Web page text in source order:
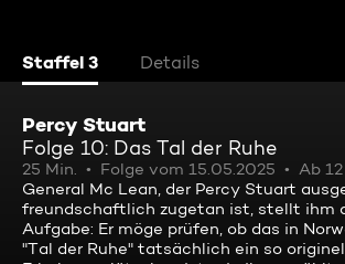
Staffel 3 Details
Percy Stuart
Folge 10: Das Tal der Ruhe
25 Min. Folge vom 15.05.2025
Ab 12
General Mc Lean, der Percy Stuart
freundschaftlich zugetan ist, stellt ihm
Aufgabe: Er möge prüfen, ob das in
"Tal der Ruhe" tatsächlich ein so